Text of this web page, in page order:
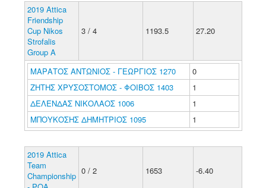
2019 Attica
Friendship
Cup Nikos
Strofalis
Group A
3 / 4 1193.5 27.20
ΜΑΡΑΤΟΣ ΑΝΤΩΝΙΟΣ - ΓΕΩΡΓΙΟΣ 1270
0
ΖΗΤΗΣ ΧΡΥΣΟΣΤΟΜΟΣ - ΦΟΙΒΟΣ 1403
1
ΔΕΛΕΝΔΑΣ ΝΙΚΟΛΑΟΣ 1006
1
ΜΠΟΥΚΟΣΗΣ ΔΗΜΗΤΡΙΟΣ 1095
1
2019 Attica
Team
Championship 0 / 2 1653 -6.40